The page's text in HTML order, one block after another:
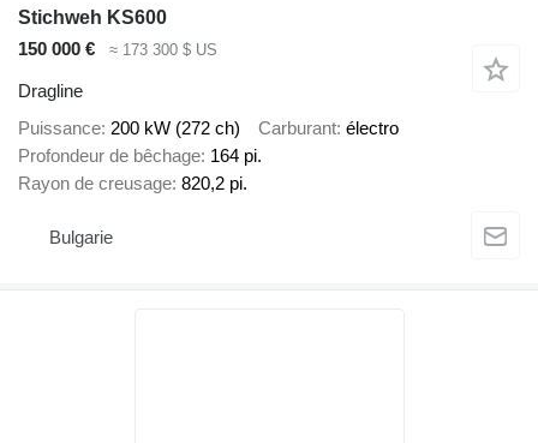
Stichweh KS600
150 000 €
≈ 173 300 $ US
Dragline
Puissance 200 kW (272 ch) Carburant électro
Profondeur de bêchage 164 pi.
Rayon de creusage 820,2 pi.
Bulgarie